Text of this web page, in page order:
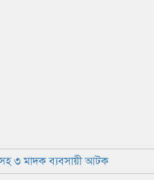
৩ মাদক ব্যবসায়ী আটক